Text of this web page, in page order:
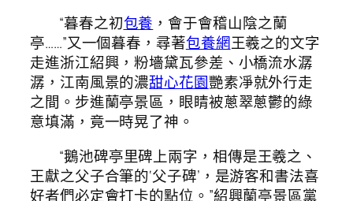
“暮春之初包養 ，會于會稽山陰之蘭
亭……”又一個暮春，尋著包養網王羲之的文字
走進浙江紹興，粉墻黛瓦參差、小橋流水潺
潺，江南風景的濃甜心花園艷素凈就外行走
之間。步進蘭亭景區，眼睛被蔥翠蔥鬱的綠
意填滿，竟一時晃了神。
“鵝池碑亭里碑上兩字，相傳是王羲之、
王獻之父子合筆的‘父子碑’，是游客和書法喜
好者們必定會打卡的點位。”紹興蘭亭景區黨